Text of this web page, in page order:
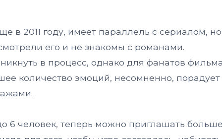
в 2011 году, имеет параллель с сериалом, но
его и не знакомы с романами.
в процесс, однако для фанатов фильма
количество эмоций, несомненно, порадует
6 человек, теперь можно приглашать больше